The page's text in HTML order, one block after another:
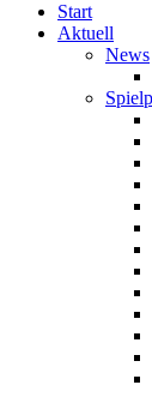
Start
Aktuell
News